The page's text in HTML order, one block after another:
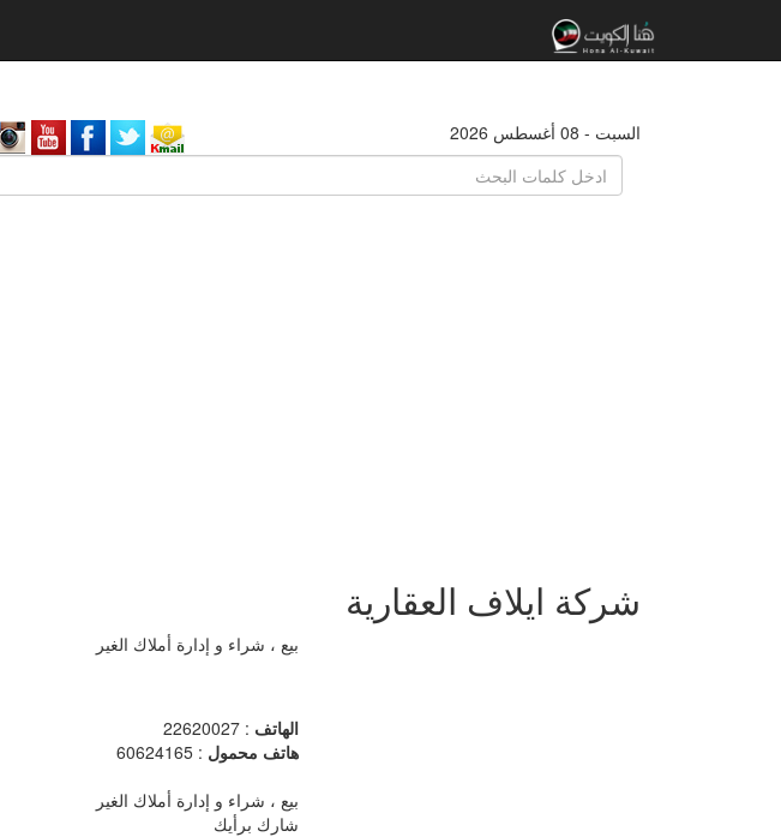
السبت - 08 أغسطس 2026
شركة ايلاف العقارية
بيع ، شراء و إدارة أملاك الغير
الهاتف : 22620027
هاتف محمول : 60624165
بيع ، شراء و إدارة أملاك الغير
شارك برأيك